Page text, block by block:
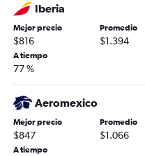
Iberia
Mejor precio
$816
Promedio
$1.394
A tiempo
77 %
Aeromexico
Mejor precio
$847
Promedio
$1.066
A tiempo